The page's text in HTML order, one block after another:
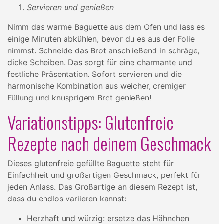
Servieren und genießen
Nimm das warme Baguette aus dem Ofen und lass es
einige Minuten abkühlen, bevor du es aus der Folie
nimmst. Schneide das Brot anschließend in schräge,
dicke Scheiben. Das sorgt für eine charmante und
festliche Präsentation. Sofort servieren und die
harmonische Kombination aus weicher, cremiger
Füllung und knusprigem Brot genießen!
Variationstipps: Glutenfreie
Rezepte nach deinem Geschmack
Dieses glutenfreie gefüllte Baguette steht für
Einfachheit und großartigen Geschmack, perfekt für
jeden Anlass. Das Großartige an diesem Rezept ist,
dass du endlos variieren kannst:
Herzhaft und würzig: ersetze das Hähnchen